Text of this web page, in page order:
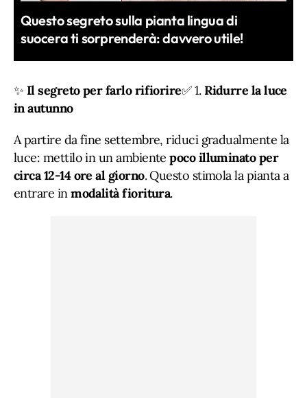
Questo segreto sulla pianta lingua di
suocera ti sorprenderà: davvero utile!
✨ Il segreto per farlo rifiorire✅ 1.Ridurre la luce
in autunno
A partire da fine settembre, riduci gradualmente la
luce: mettilo in un ambientepoco illuminato per
circa 12-14 ore al giorno. Questo stimola la pianta a
entrare inmodalità fioritura.